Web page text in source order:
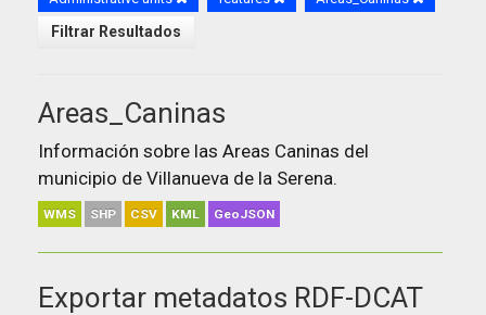
Filtrar Resultados
Areas_Caninas
Información sobre las Areas Caninas del
municipio de Villanueva de la Serena.
WMS SHP CSV KML GeoJSON
Exportar metadatos RDF-DCAT